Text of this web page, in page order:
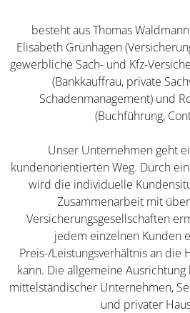
besteht aus Thomas
Elisabeth Grünhagen
gewerbliche Sach- und Kfz-
(Bankkauffrau, private
Schadenmanagement) und
(Buchführung,
Unser Unternehmen geht
kundenorientierten Weg. Durch
wird die individuelle
Zusammenarbeit mit
Versicherungsgesellschaften
jedem einzelnen Kunden
Preis-/Leistungsverhältnis an die
kann. Die allgemeine
mittelständischer Unternehmen,
und privater